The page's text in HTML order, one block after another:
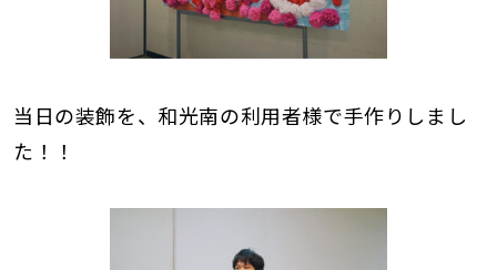
当日の装飾を、和光南の利用者様で手作りしまし
た！！